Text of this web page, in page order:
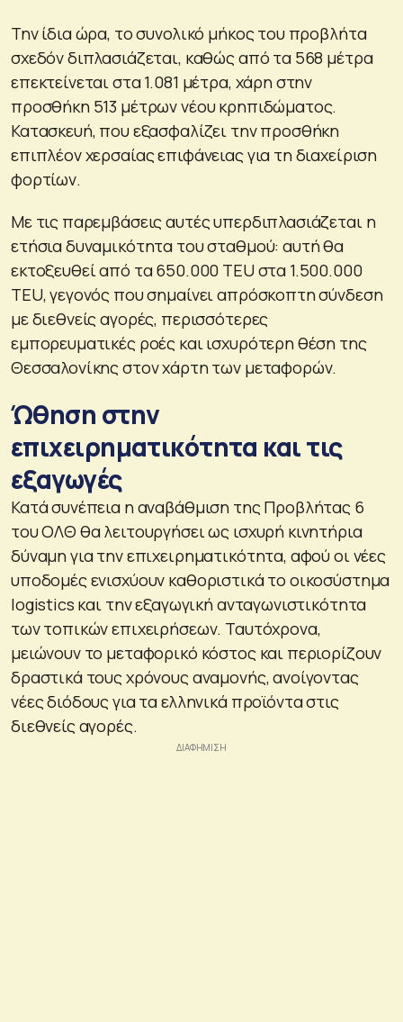
Την ίδια ώρα, το συνολικό μήκος του προβλήτα
σχεδόν διπλασιάζεται, καθώς από τα 568 μέτρα
επεκτείνεται στα 1.081 μέτρα, χάρη στην
προσθήκη 513 μέτρων νέου κρηπιδώματος.
Κατασκευή, που εξασφαλίζει την προσθήκη
επιπλέον χερσαίας επιφάνειας για τη διαχείριση
φορτίων.
Με τις παρεμβάσεις αυτές υπερδιπλασιάζεται η
ετήσια δυναμικότητα του σταθμού: αυτή θα
εκτοξευθεί από τα 650.000 TEU στα 1.500.000
TEU, γεγονός που σημαίνει απρόσκοπτη σύνδεση
με διεθνείς αγορές, περισσότερες
εμπορευματικές ροές και ισχυρότερη θέση της
Θεσσαλονίκης στον χάρτη των μεταφορών.
Ώθηση στην
επιχειρηματικότητα και τις
εξαγωγές
Κατά συνέπεια η αναβάθμιση της Προβλήτας 6
του ΟΛΘ θα λειτουργήσει ως ισχυρή κινητήρια
δύναμη για την επιχειρηματικότητα, αφού οι νέες
υποδομές ενισχύουν καθοριστικά το οικοσύστημα
logistics και την εξαγωγική ανταγωνιστικότητα
των τοπικών επιχειρήσεων. Ταυτόχρονα,
μειώνουν το μεταφορικό κόστος και περιορίζουν
δραστικά τους χρόνους αναμονής, ανοίγοντας
νέες διόδους για τα ελληνικά προϊόντα στις
διεθνείς αγορές.